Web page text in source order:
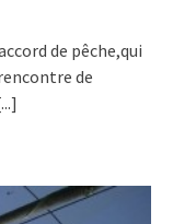
de pêche,qui
de